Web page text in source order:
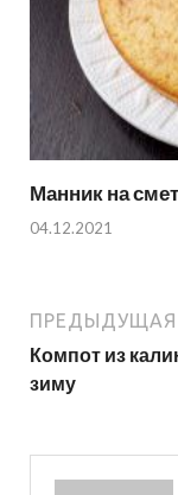
Манник на
04.12.2021
ПРЕДЫДУЩАЯ
Компот из
зиму